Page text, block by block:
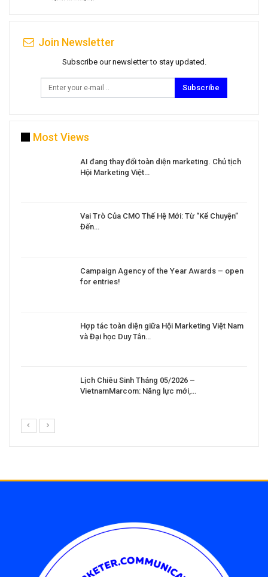
Join Newsletter
Subscribe our newsletter to stay updated.
Subscribe
Most Views
AI đang thay đổi toàn diện marketing. Chủ tịch
Hội Marketing Việt…
Vai Trò Của CMO Thế Hệ Mới: Từ “Kể Chuyện”
Đến…
Campaign Agency of the Year Awards – open
for entries!
Hợp tác toàn diện giữa Hội Marketing Việt Nam
và Đại học Duy Tân…
Lịch Chiêu Sinh Tháng 05/2026 –
VietnamMarcom: Năng lực mới,…